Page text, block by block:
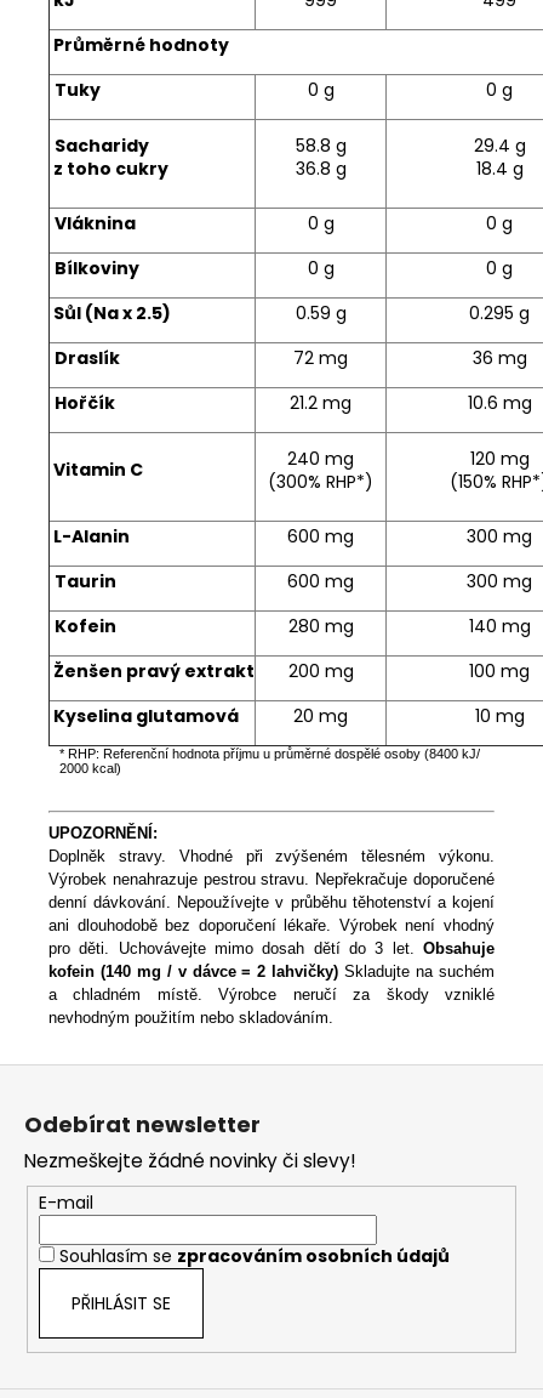
Průměrné hodnoty
Tuky
0 g 0 g
Sacharidy
z toho cukry
58.8 g
36.8 g
29.4 g
18.4 g
Vláknina 0 g
0 g
Bílkoviny
0 g
0 g
Sůl (Na x 2.5)
0.59 g
0.295 g
Draslík
72 mg
36 mg
Hořčík
21.2 mg 10.6 mg
Vitamin C
240 mg
(300% RHP*)
120 mg
(150%
L-Alanin 600 mg
300 mg
Taurin
600 mg
300 mg
Kofein
280 mg
140 mg
Ženšen pravý extrakt
200 mg
100 mg
Kyselina glutamová
20 mg 10 mg
* RHP: Referenční hodnota příjmu u průměrné dospělé osoby (8400 kJ/
2000 kcal)
UPOZORNĚNÍ:
Doplněk stravy. Vhodné při zvýšeném tělesném výkonu.
Výrobek nenahrazuje pestrou stravu. Nepřekračuje doporučené
denní dávkování. Nepoužívejte v průběhu těhotenství a kojení
ani dlouhodobě bez doporučení lékaře. Výrobek není vhodný
pro děti. Uchovávejte mimo dosah dětí do 3 let. Obsahuje
kofein (140 mg / v dávce = 2 lahvičky) Skladujte na suchém
a chladném místě. Výrobce neručí za škody vzniklé
nevhodným použitím nebo skladováním.
Z
Odebírat newsletter
Nezmeškejte žádné novinky či slevy!
E-mail
Souhlasím se zpracováním osobních údajů
PŘIHLÁSIT SE